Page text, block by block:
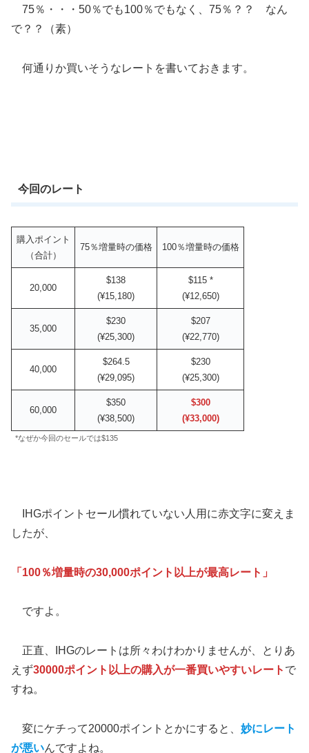
75％・・・50％でも100％でもなく、75％？？ なん
で？？（素）
何通りか買いそうなレートを書いておきます。
今回のレート
購入ポイント
（合計）
75％増量時の価格 100％増量時の価格
20,000
$138
(¥15,180)
$115 *
(¥12,650)
35,000
$230
(¥25,300)
$207
(¥22,770)
40,000
$264.5
(¥29,095)
$230
(¥25,300)
60,000
$350
(¥38,500)
$300
(¥33,000)
*なぜか今回のセールでは$135
IHGポイントセール慣れていない人用に赤文字に変えま
したが、
「100％増量時の30,000ポイント以上が最高レート」
ですよ。
正直、IHGのレートは所々わけわかりませんが、とりあ
えず30000ポイント以上の購入が一番買いやすいレート で
すね。
変にケチって20000ポイントとかにすると、 妙にレート
が悪いんですよね。